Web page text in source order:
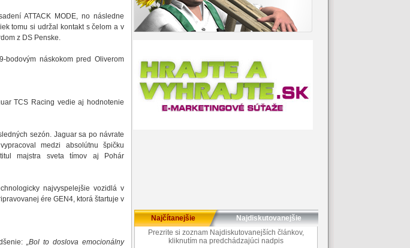
ATTACK MODE, no následne
tomu si udržal kontakt s čelom a v
z DS Penske.
bodovým náskokom pred Oliverom
TCS Racing vedie aj hodnotenie
sezón. Jaguar sa po návrate
medzi absolútnu špičku
majstra sveta tímov aj Pohár
najvyspelejšie vozidlá v
ére GEN4, ktorá štartuje v
„Bol to doslova emocionálny
Najčítanejšie
Najdiskutovanejšie
Prezrite si zoznam Najdiskutovanejších článkov,
kliknutím na predchádzajúci nadpis